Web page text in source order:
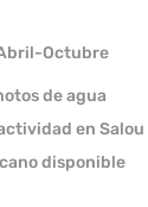
Octubre
de agua
en Salou
disponible